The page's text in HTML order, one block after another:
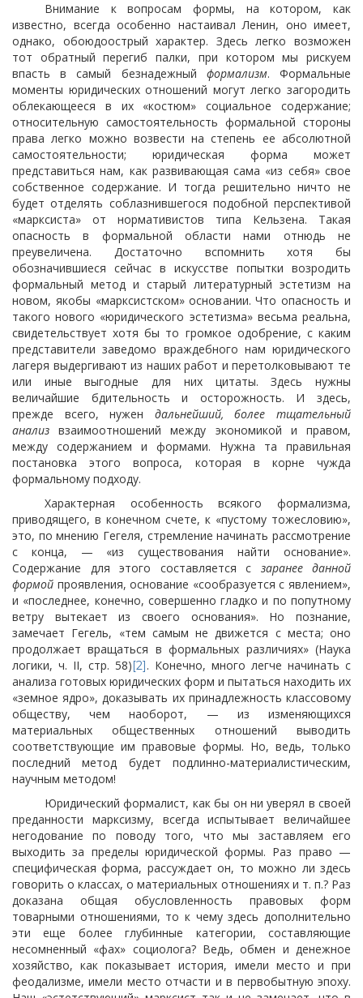
Внимание к вопросам формы, на котором, как
известно, всегда особенно настаивал Ленин, оно имеет,
однако, обоюдоострый характер. Здесь легко возможен
тот обратный перегиб палки, при котором мы рискуем
впасть в самый безнадежный формализм. Формальные
моменты юридическихотношений могут легко загородить
облекающееся в их «костюм» социальное содержание;
относительную самостоятельность формальной стороны
права легко можно возвести на степень ее абсолютной
самостоятельности; юридическая форма может
представиться нам, как развивающая сама «из себя» свое
собственное содержание. И тогда решительно ничто не
будет отделять соблазнившегося подобной перспективой
«марксиста» от нормативистов типа Кельзена. Такая
опасность в формальной области нами отнюдь не
преувеличена. Достаточно вспомнить хотя бы
обозначившиеся сейчас в искусстве попытки возродить
формальный метод и старый литературный эстетизм на
новом, якобы «марксистском» основании. Что опасность и
такого нового «юридического эстетизма» весьма реальна,
свидетельствует хотя бы то громкое одобрение, с каким
представители заведомо враждебного нам юридического
лагеря выдергивают из наших работ и перетолковывают те
или иные выгодные для них цитаты. Здесь нужны
величайшие бдительность и осторожность. И здесь,
прежде всего, нужен дальнейший, более тщательный
анализ взаимоотношений между экономикой и правом,
между содержанием и формами. Нужна та правильная
постановка этого вопроса, которая в корне чужда
формальному подходу.
Характерная особенность всякого формализма,
приводящего, в конечном счете, к «пустому тожесловию»,
это, по мнению Гегеля, стремление начинать рассмотрение
с конца, — «из существования найти основание».
Содержание для этого составляется с заранее данной
формой проявления, основание «сообразуется с явлением»,
и «последнее, конечно, совершенно гладко и по попутному
ветру вытекает из своего основания». Но познание,
замечает Гегель, «тем самым не движется с места; оно
продолжает вращаться в формальных различиях» (Наука
логики, ч. II, стр. 58)[2]. Конечно, много легче начинать с
анализа готовых юридических форм и пытаться находить их
«земное ядро», доказывать их принадлежность классовому
обществу, чем наоборот, — из изменяющихся
материальных общественных отношений выводить
соответствующие им правовые формы. Но, ведь, только
последний метод будет подлинно-материалистическим,
научным методом!
Юридический формалист, как бы он ни уверял в своей
преданности марксизму, всегда испытывает величайшее
негодование по поводу того, что мы заставляем его
выходить за пределы юридической формы. Раз право —
специфическая форма, рассуждает он, то можно ли здесь
говорить о классах, о материальных отношениях и т. п.? Раз
доказана общая обусловленность правовых форм
товарными отношениями, то к чему здесь дополнительно
эти еще более глубинные категории, составляющие
несомненный «фах» социолога? Ведь, обмен и денежное
хозяйство, как показывает история, имели место и при
феодализме, имели место отчасти и в первобытную эпоху.